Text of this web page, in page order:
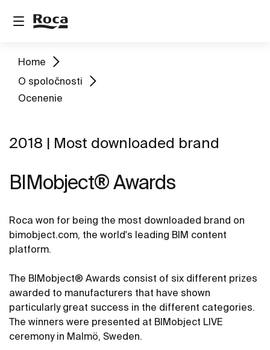
Home
O spoločnosti
Ocenenie
2018 | Most downloaded brand
BIMobject® Awards
Roca won for being the most downloaded brand on
bimobject.com, the world's leading BIM content
platform.
The BIMobject® Awards consist of six different prizes
awarded to manufacturers that have shown
particularly great success in the different categories.
The winners were presented at BIMobject LIVE
ceremony in Malmö, Sweden.